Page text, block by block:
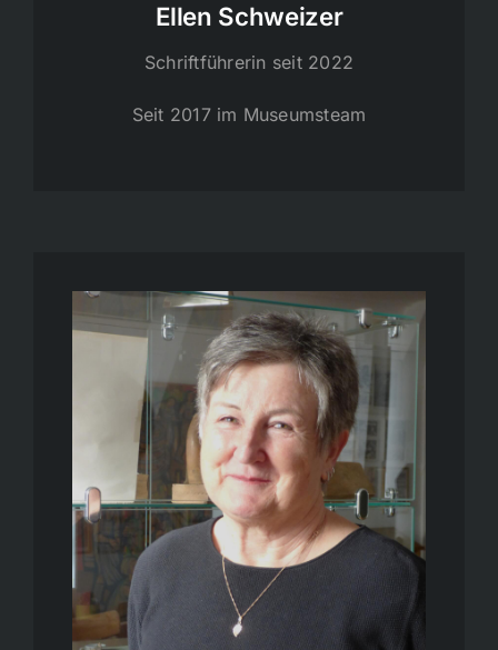
Ellen Schweizer
Schriftführerin seit 2022
Seit 2017 im Museumsteam